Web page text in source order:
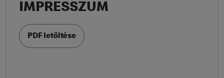
IMPRESSZUM
PDF letöltése